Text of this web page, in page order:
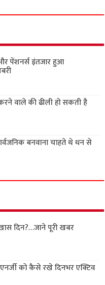
पेंशनर्स इंतजार हुआ
वाले की ढीली हो सकती है
बनवाना चाहते थे धन से
दिन?…जाने पूरी खबर
को कैसे रखे दिनभर एक्टिव